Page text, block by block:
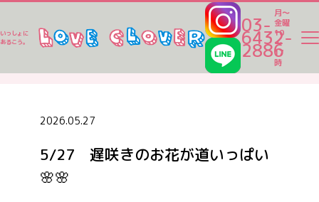
いっしょに
あるこう。
03-
6432-
2886
月～
金曜
10
～
17
時
一時保育
2026.05.27
5/27 遅咲きのお花が道いっぱい
🌸🌸